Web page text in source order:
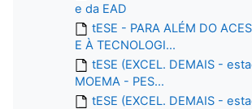
e da EAD
tESE - PARA ALÉM DO
E À TECNOLOGI...
tESE (EXCEL. DEMAIS -
MOEMA - PES...
tESE (EXCEL. DEMAIS -